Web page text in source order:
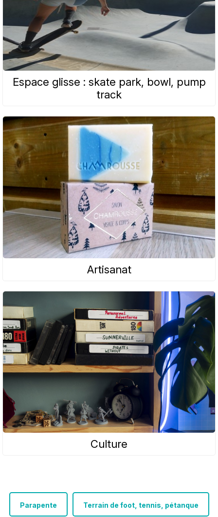
Espace glisse : skate park, bowl, pump
track
Artisanat
Culture
Parapente Terrain de foot, tennis, pétanque